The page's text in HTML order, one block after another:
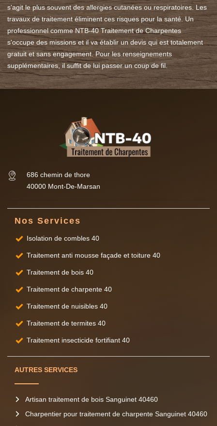
s'agit le plus souvent des allergies cutanées ou respiratoires. Les
travaux de traitement éliminent ces risques pour la santé. Un
professionnel comme NTB-40 Traitement de Charpentes
s'occupe des missions et il va établir un devis qui est totalement
gratuit et sans engagement. Pour les renseignements
supplémentaires, il suffit de lui passer un coup de fil.
686 chemin de thore
40000 Mont-De-Marsan
Nos Services
Isolation de combles 40
Traitement anti mousse façade et toiture 40
Traitement de bois 40
Traitement de charpente 40
Traitement de nuisibles 40
Traitement de termites 40
Traitement insecticide fortifiant 40
AUTRES SERVICES
Artisan traitement de bois Sanguinet 40460
Charpentier pour traitement de charpente Sanguinet 40460